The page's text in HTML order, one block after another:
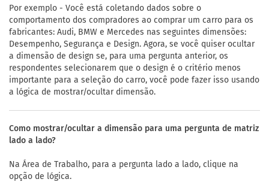
Por exemplo - Você está coletando dados sobre o
comportamento dos compradores ao comprar um carro para os
fabricantes: Audi, BMW e Mercedes nas seguintes dimensões:
Desempenho, Segurança e Design. Agora, se você quiser ocultar
a dimensão de design se, para uma pergunta anterior, os
respondentes selecionarem que o design é o critério menos
importante para a seleção do carro, você pode fazer isso usando
a lógica de mostrar/ocultar dimensão.
Como mostrar/ocultar a dimensão para uma pergunta de matriz
lado a lado?
Na Área de Trabalho, para a pergunta lado a lado, clique na
opção de lógica.